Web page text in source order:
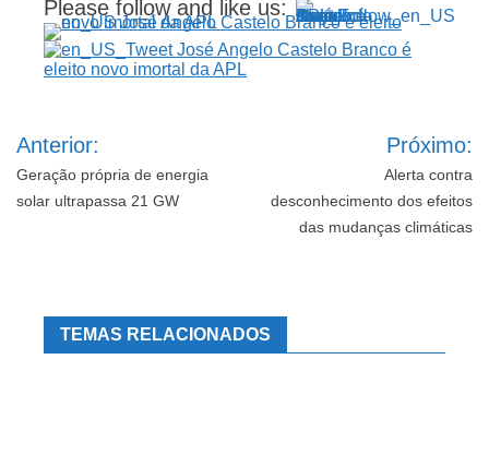
Please follow and like us:
de
Post
Anterior:
Geração própria de energia
solar ultrapassa 21 GW
Próximo:
Alerta contra
desconhecimento dos efeitos
das mudanças climáticas
TEMAS RELACIONADOS